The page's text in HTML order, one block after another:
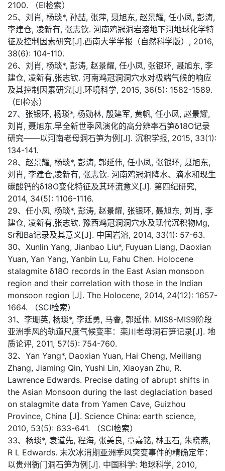
2100. （EI检索）
25、刘肖, 杨琰*, 孙喆, 张萍, 聂旭东, 赵景耀, 任小凤, 彭涛,
李建仓, 凌新有, 张志钦. 河南鸡冠洞岩溶地下河地球化学特
征及控制因素研究[J].西南大学学报（自然科学版）, 2016,
38(6): 104-110.
26、刘肖, 杨琰*, 彭涛, 赵景耀, 任小凤, 张银环, 聂旭东, 李
建仓, 凌新有,张志钦. 河南鸡冠洞洞穴水对极端气候的响应
及其控制因素研究[J].环境科学, 2015, 36(5): 1582-1589.
（EI检索）
27、张银环, 杨琰*, 杨勋林, 殷建军, 黄帆, 任小凤, 赵景耀,
刘肖, 聂旭东.早全新世季风演化的高分辨率石笋δ18O记录
研究——以河南老母洞石笋为例[J]. 沉积学报, 2015, 33(1):
134-141.
28、赵景耀, 杨琰*, 彭涛, 郭延伟, 任小凤, 张银环, 聂旭东,
刘肖, 李建仓,凌新有, 张志钦. 河南鸡冠洞降水、滴水和现生
碳酸钙的δ18O变化特征及其环流意义[J]. 第四纪研究,
2014, 34(5): 1106-1116.
29、任小凤, 杨琰*, 彭涛, 赵景耀, 张银环, 聂旭东, 刘肖, 李
建仓, 凌新有,张志钦. 豫西鸡冠洞洞穴水及现代沉积物Mg,
Sr和Ba记录及其意义[J]. 中国岩溶, 2014, 33(1): 57-63.
30、Xunlin Yang, Jianbao Liu*, Fuyuan Liang, Daoxian
Yuan, Yan Yang, Yanbin Lu, Fahu Chen. Holocene
stalagmite δ18O records in the East Asian monsoon
region and their correlation with those in the Indian
monsoon region [J]. The Holocene, 2014, 24(12): 1657-
1664. （SCI检索）
31、李珊英, 杨琰*, 李廷勇, 马睿, 郭延伟. MIS8-MIS9阶段
亚洲季风的轨道尺度气候变率：栾川老母洞石笋记录[J]. 地
质论评, 2011, 57(5): 754-760.
32、Yan Yang*, Daoxian Yuan, Hai Cheng, Meiliang
Zhang, Jiaming Qin, Yushi Lin, Xiaoyan Zhu, R.
Lawrence Edwards. Precise dating of abrupt shifts in
the Asian Monsoon during the last deglaciation based
on stalagmite data from Yamen Cave, Guizhou
Province, China [J]. Science China: earth science,
2010, 53(5): 633-641. （SCI检索）
33、杨琰*, 袁道先, 程海, 张美良, 覃嘉铭, 林玉石, 朱晓燕,
R L Edwards. 末次冰消期亚洲季风突变事件的精确定年：
以贵州衙门洞石笋为例[J]. 中国科学: 地球科学, 2010,